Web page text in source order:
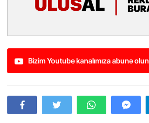
Bizim Youtube kanalımıza abunə olun